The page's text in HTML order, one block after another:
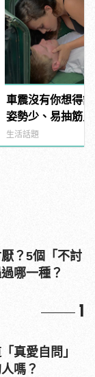
車震沒有你想得
姿勢少、易抽筋
生活話題
？5個「不討
哪一種？
1
真愛自問」
嗎？